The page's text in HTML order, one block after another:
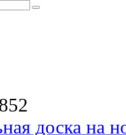
доска на